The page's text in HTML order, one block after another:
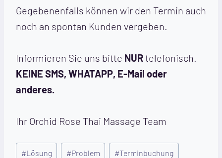
Gegebenenfalls können wir den Termin auch
noch an spontan Kunden vergeben.
Informieren Sie uns bitte NURtelefonisch.
KEINE SMS, WHATAPP, E-Mail oder
anderes.
Ihr Orchid Rose Thai Massage Team
Schlagworte:
#Lösung #Problem #Terminbuchung